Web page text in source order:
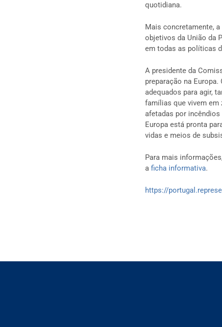
quotidiana.
Mais concretamente,
objetivos da União da
em todas as políticas
A presidente da
preparação na
adequados para agir,
famílias que vivem em
afetadas por
Europa está pronta
vidas e meios de
Para mais
a ficha informativa.
https://